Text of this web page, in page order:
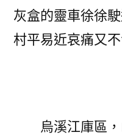
灰盒的靈車徐徐
村平易近哀痛又
烏溪江庫區